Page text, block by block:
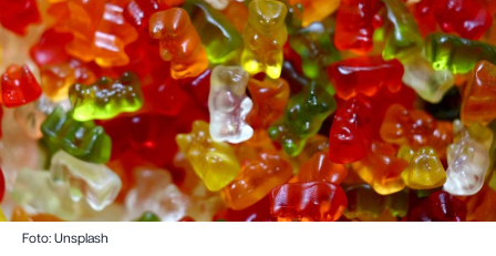
Foto: Unsplash